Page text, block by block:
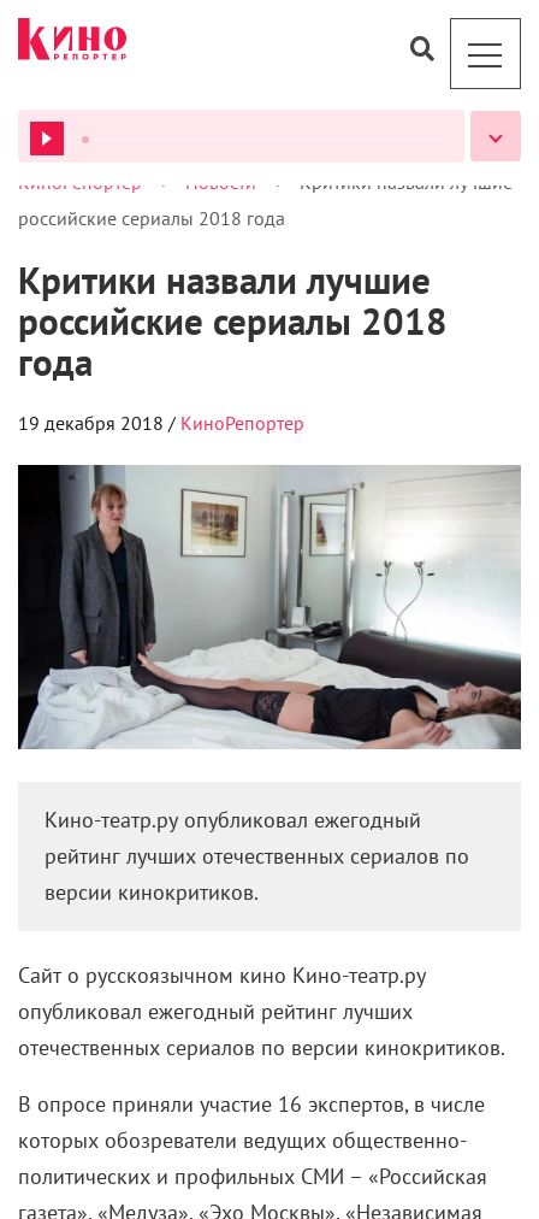
ВСЕ ПОДКАСТЫ
КиноРепортер
Критики назвали лучшие
Критики назвали лучшие
российские сериалы 2018
года
19 декабря 2018 /
рейтинг лучших отечественных сериалов по
версии кинокритиков.
опубликовал ежегодный рейтинг лучших
отечественных сериалов по версии кинокритиков.
В опросе приняли участие 16 экспертов, в числе
которых обозреватели ведущих общественно-
политических и профильных СМИ – «Российская
газета», «Медуза», «Эхо Москвы», «Независимая
газета», «Комсомольская правда», «Афиша», Time